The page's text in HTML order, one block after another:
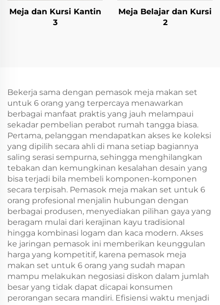
Meja dan Kursi Kantin
3
Meja Belajar dan Kursi
2
Bekerja sama dengan pemasok meja makan set
untuk 6 orang yang terpercaya menawarkan
berbagai manfaat praktis yang jauh melampaui
sekadar pembelian perabot rumah tangga biasa.
Pertama, pelanggan mendapatkan akses ke koleksi
yang dipilih secara ahli di mana setiap bagiannya
saling serasi sempurna, sehingga menghilangkan
tebakan dan kemungkinan kesalahan desain yang
bisa terjadi bila membeli komponen-komponen
secara terpisah. Pemasok meja makan set untuk 6
orang profesional menjalin hubungan dengan
berbagai produsen, menyediakan pilihan gaya yang
beragam mulai dari kerajinan kayu tradisional
hingga kombinasi logam dan kaca modern. Akses
ke jaringan pemasok ini memberikan keunggulan
harga yang kompetitif, karena pemasok meja
makan set untuk 6 orang yang sudah mapan
mampu melakukan negosiasi diskon dalam jumlah
besar yang tidak dapat dicapai konsumen
perorangan secara mandiri. Efisiensi waktu menjadi